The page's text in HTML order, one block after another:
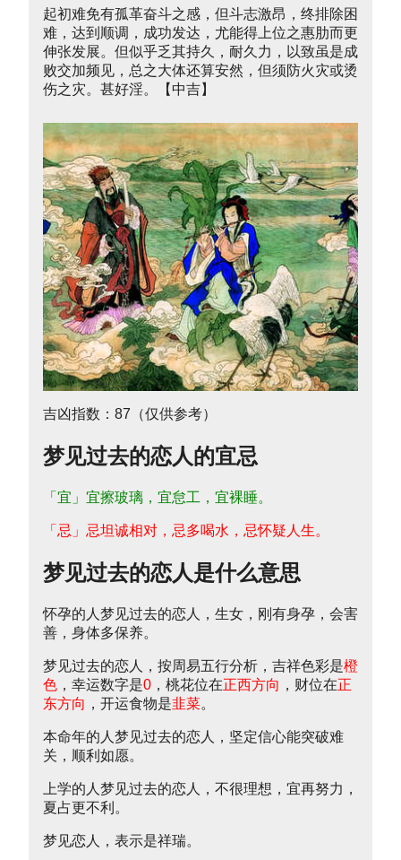
起初难免有孤革奋斗之感，但斗志激昂，终排除困
难，达到顺调，成功发达，尤能得上位之惠肋而更
伸张发展。但似乎乏其持久，耐久力，以致虽是成
败交加频见，总之大体还算安然，但须防火灾或烫
伤之灾。甚好淫。【中吉】
吉凶指数：87（仅供参考）
梦见过去的恋人的宜忌
「宜」宜擦玻璃，宜怠工，宜裸睡。
「忌」忌坦诚相对，忌多喝水，忌怀疑人生。
梦见过去的恋人是什么意思
怀孕的人梦见过去的恋人，生女，刚有身孕，会害
善，身体多保养。
梦见过去的恋人，按周易五行分析，吉祥色彩是橙
色 ，幸运数字是0 ，桃花位在正西方向 ，财位在正
东方向 ，开运食物是韭菜。
本命年的人梦见过去的恋人，坚定信心能突破难
关，顺利如愿。
上学的人梦见过去的恋人，不很理想，宜再努力，
夏占更不利。
梦见恋人，表示是祥瑞。